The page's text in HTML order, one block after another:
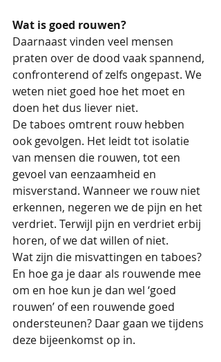
Wat is goed rouwen?
Daarnaast vinden veel mensen
praten over de dood vaak spannend,
confronterend of zelfs ongepast. We
weten niet goed hoe het moet en
doen het dus liever niet.
De taboes omtrent rouw hebben
ook gevolgen. Het leidt tot isolatie
van mensen die rouwen, tot een
gevoel van eenzaamheid en
misverstand. Wanneer we rouw niet
erkennen, negeren we de pijn en het
verdriet. Terwijl pijn en verdriet erbij
horen, of we dat willen of niet.
Wat zijn die misvattingen en taboes?
En hoe ga je daar als rouwende mee
om en hoe kun je dan wel ‘goed
rouwen’ of een rouwende goed
ondersteunen? Daar gaan we tijdens
deze bijeenkomst op in.